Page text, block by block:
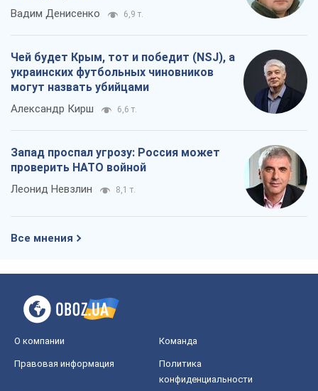
Вадим Денисенко 6,9 т.
Чей будет Крым, тот и победит (NSJ), а
украинских футбольных чиновников
могут назвать убийцами
Александр Кирш 6,6 т.
Запад проспал угрозу: Россия может
проверить НАТО войной
Леонид Невзлин 8,1 т.
Все мнения
О компании Команда
Правовая информация
Политика
конфиденциальности